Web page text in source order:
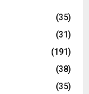
(35)
(31)
(191)
(38)
(35)